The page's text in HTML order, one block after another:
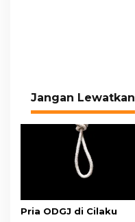
Jangan Lewatkan
Pria ODGJ di Cilaku